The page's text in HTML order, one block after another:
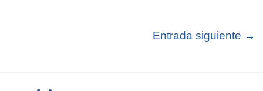
Entrada siguiente →